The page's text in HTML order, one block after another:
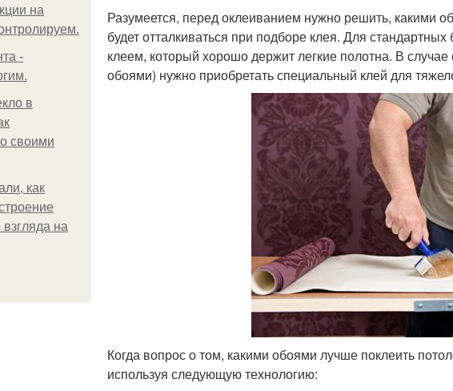
на
-
в
своими
как
на
Разумеется, перед оклеиванием нужно решить, какими
будет отталкиваться при подборе клея. Для
клеем, который хорошо держит легкие полотна. В
обоями) нужно приобретать специальный клей для
Когда вопрос о том, какими обоями лучше поклеить
используя следующую технологию: